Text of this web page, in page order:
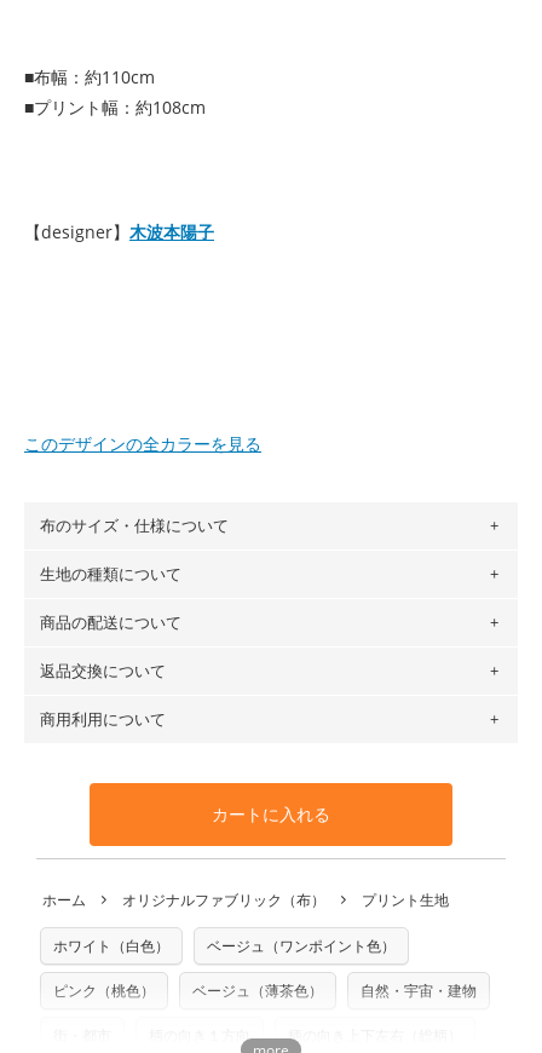
■布幅：約110cm
■プリント幅：約108cm
【designer】 木波本陽子
このデザインの全カラーを見る
布のサイズ・仕様について
布の長さは50cm単位での販売になります。
場合 → 購入数量「7」
※カットを希望の方は備考欄に「50cmずつカット希望」など
ご記載ください（50cm単位でのカットのみ）
プリント布の仕様についてもっと詳しく見る
生地の種類について
・現在、すべてのデザインのプリントに使用している生地は
ットン（ダブルガーゼ）・100％コットン（ローン）・コッ
トンリネン（ビエラ織）・100％コットン（ツイル）・
100％コットン（キャンバス・11号帆布）です。
生地見本サンプル（無料）を購入する
商品の配送について
・ネコポスでの配送は、布は2mまで型紙は2個までとなりま
も送料の表示が600円となり宅急便での配送となります。
となります。
※万が一、検品時に不備が見つかった場合は、4～5営業日後
※土日祝は営業日に含まれません。
※配送日のご指定は承れません。出来上がり次第、順次発送
返品交換について
・布はご注文後に注文数量のみをプリントするため、
購入後
や用尺をお間違えのないようお願いします。思っていた色味
と違う、などの理由での返品は承れません。予めご了承くだ
商用利用について
利用いただけます。「nunocoto fabric使用」といった記載
も不要です。（製品化した際に起こる全ての問題、クレーム
いませんのでご了承ください）
※有料型紙（ホームソーイング型紙シリーズ）および柄がえ
らべるキットに付属された型紙は商用利用できませんのでご
注意ください。型紙自体の転用・販売および型紙を使用して
商用利用についての詳細はこちら
カートに入れる
ホーム オリジナルファブリック（布） プリント生地
ホワイト（白色） ベージュ（ワンポイント色）
ピンク（桃色） ベージュ（薄茶色） 自然・宇宙・建物
柄の向き１方向 柄の向き上下左右（総柄）